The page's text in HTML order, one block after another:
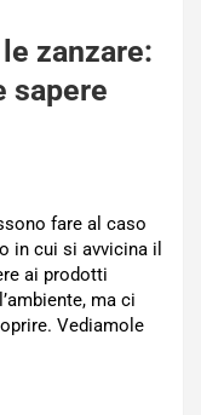
zanzare:
sapere
fare al caso
in cui si avvicina il
ai prodotti
ma ci
Vediamole